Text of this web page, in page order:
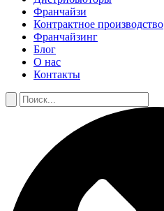
Франчайзи
Контрактное производство
Франчайзинг
Блог
О нас
Контакты